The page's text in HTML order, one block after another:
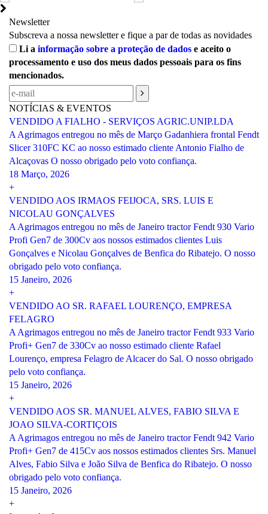
Newsletter
Subscreva a nossa newsletter e fique a par de todas as novidades
Li a informação sobre a proteção de dados e aceito o
processamento e uso dos meus dados pessoais para os fins
mencionados.
NOTÍCIAS & EVENTOS
VENDIDO A FIALHO - SERVIÇOS AGRIC.UNIP.LDA
A Agrimagos entregou no mês de Março Gadanhiera frontal Fendt
Slicer 310FC KC ao nosso estimado cliente Antonio Fialho de
Alcaçovas O nosso obrigado pelo voto confiança.
18 Março, 2026
+
VENDIDO AOS IRMAOS FEIJOCA, SRS. LUIS E
NICOLAU GONÇALVES
A Agrimagos entregou no mês de Janeiro tractor Fendt 930 Vario
Profi Gen7 de 300Cv aos nossos estimados clientes Luis
Gonçalves e Nicolau Gonçalves de Benfica do Ribatejo. O nosso
obrigado pelo voto confiança.
15 Janeiro, 2026
+
VENDIDO AO SR. RAFAEL LOURENÇO, EMPRESA
FELAGRO
A Agrimagos entregou no mês de Janeiro tractor Fendt 933 Vario
Profi+ Gen7 de 330Cv ao nosso estimado cliente Rafael
Lourenço, empresa Felagro de Alcacer do Sal. O nosso obrigado
pelo voto confiança.
15 Janeiro, 2026
+
VENDIDO AOS SR. MANUEL ALVES, FABIO SILVA E
JOAO SILVA-CORTIÇOIS
A Agrimagos entregou no mês de Janeiro tractor Fendt 942 Vario
Profi+ Gen7 de 415Cv aos nossos estimados clientes Srs. Manuel
Alves, Fabio Silva e João Silva de Benfica do Ribatejo. O nosso
obrigado pelo voto confiança.
15 Janeiro, 2026
+